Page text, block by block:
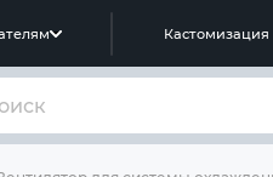
Кастомизация